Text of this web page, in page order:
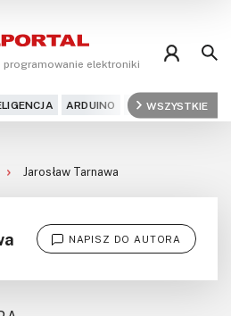
programowanie elektroniki
ARDUINO ARM AUDIO
WSZYSTKIE
Jarosław Tarnawa
NAPISZ DO AUTORA